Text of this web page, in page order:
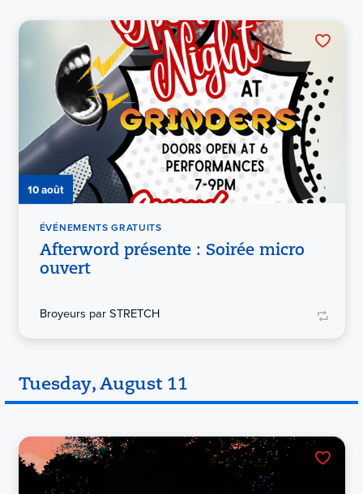
10 août
ÉVÉNEMENTS GRATUITS
Afterword présente : Soirée micro
ouvert
Broyeurs par STRETCH
Tuesday, August 11